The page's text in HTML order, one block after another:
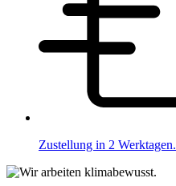
Zustellung in 2 Werktagen.